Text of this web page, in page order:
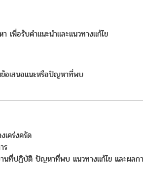
พื่อรับคำแนะนำและแนวทางแก้ไข
ข้อเสนอแนะหรือปัญหาที่พบ
คร่งครัด
ร
นที่ปฏิบัติ ปัญหาที่พบ แนวทางแก้ไข และผลก